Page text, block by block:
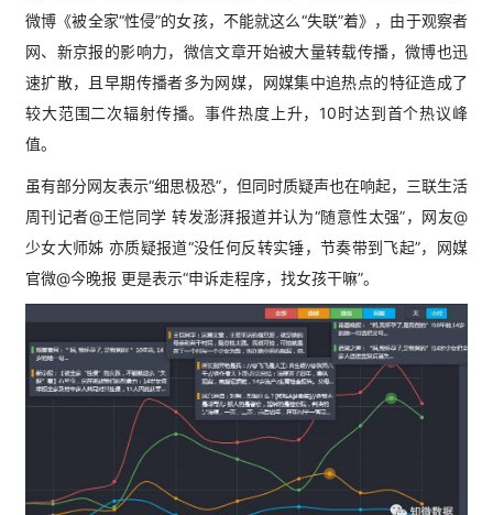
微博《被全家“性侵”的女孩，不能就这么“失联”着》，由于观察者
网、新京报的影响力，微信文章开始被大量转载传播，微博也迅
速扩散，且早期传播者多为网媒，网媒集中追热点的特征造成了
较大范围二次辐射传播。事件热度上升，10时达到首个热议峰
值。
虽有部分网友表示“细思极恐”，但同时质疑声也在响起，三联生活
周刊记者@王恺同学 转发澎湃报道并认为“随意性太强”，网友@
少女大师姊 亦质疑报道“没任何反转实锤，节奏带到飞起”，网媒
官微@今晚报 更是表示“申诉走程序，找女孩干嘛”。